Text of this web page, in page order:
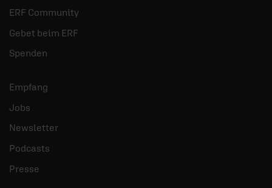
ERF Community
Gebet beim ERF
Spenden
Empfang
Jobs
Newsletter
Podcasts
Presse